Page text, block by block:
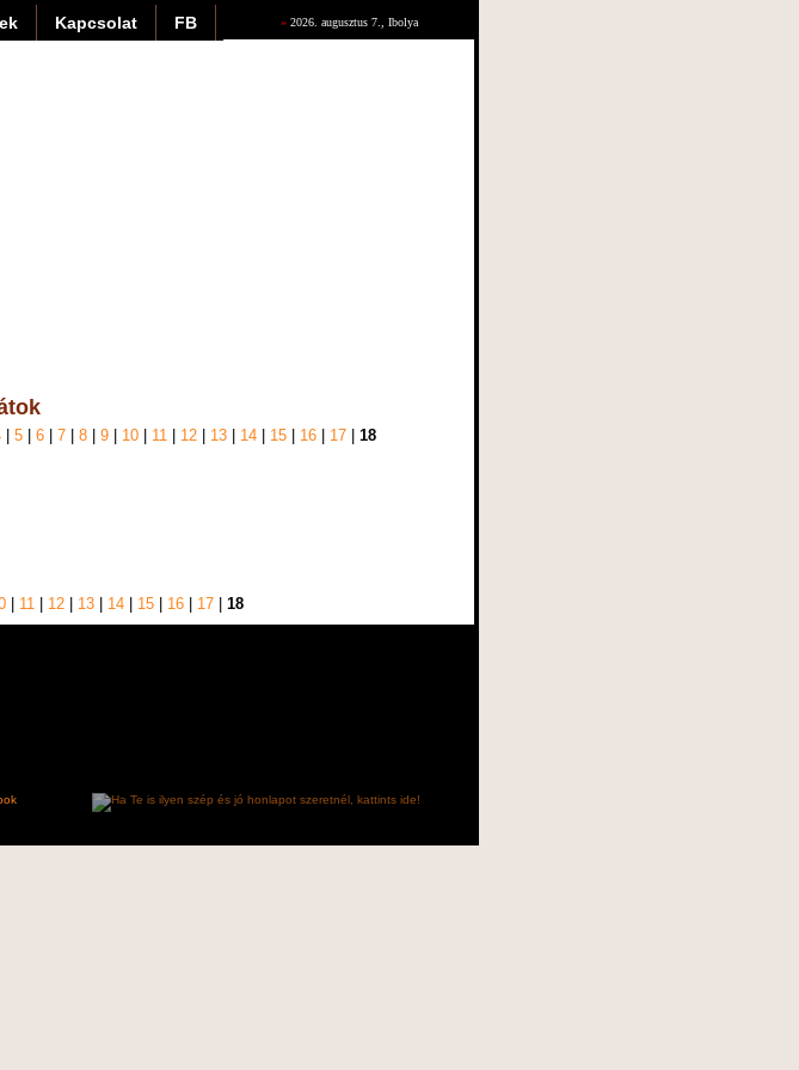
Kapcsolat FB » 2026. augusztus 7., Ibolya
| 5| 6| 7| 8| 9| 10| 11| 12| 13| 14| 15| 16| 17| 18
| 11| 12| 13| 14| 15| 16| 17| 18